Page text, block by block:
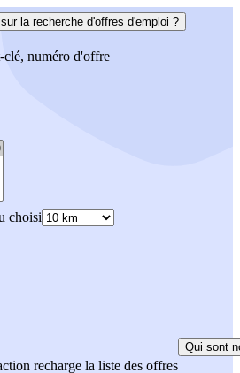
la recherche d'offres d'emploi ?
clé, numéro d'offre
choisi
recharge la liste des offres
Qui sont